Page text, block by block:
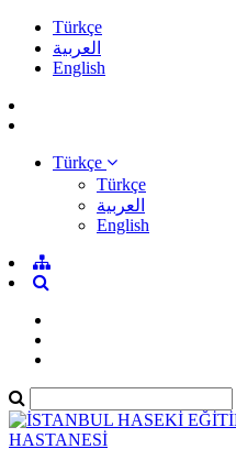
Türkçe
العربية
English
Türkçe
Türkçe
العربية
English